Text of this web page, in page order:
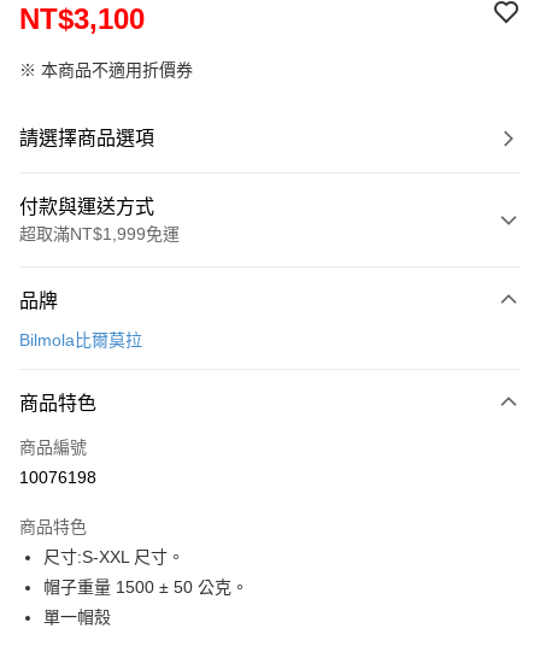
NT$3,100
※ 本商品不適用折價券
請選擇商品選項
付款與運送方式
超取滿NT$1,999免運
信用卡一次付款
3 期 0 利率 每期
合作金庫商業銀行
上海商業儲蓄銀行
臺灣中小企業銀行
匯豐（台灣）商業銀行
聯邦商業銀行
元大商業銀行
超商取貨付款
LINE Pay
Apple Pay
街口支付
悠遊付
品牌
Bilmola比爾莫拉
商品特色
商品編號
10076198
商品特色
尺寸:S-XXL 尺寸。
帽子重量 1500 ± 50 公克。
單一帽殼